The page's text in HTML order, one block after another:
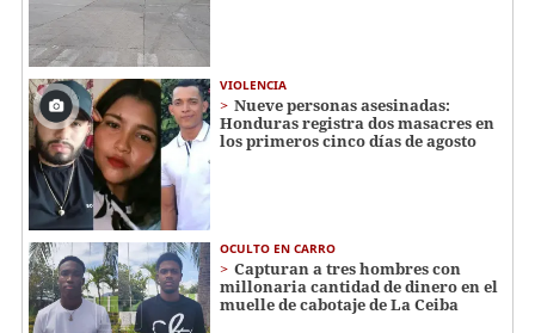
VIOLENCIA
Nueve personas asesinadas:
Honduras registra dos masacres en
los primeros cinco días de agosto
OCULTO EN CARRO
Capturan a tres hombres con
millonaria cantidad de dinero en el
muelle de cabotaje de La Ceiba